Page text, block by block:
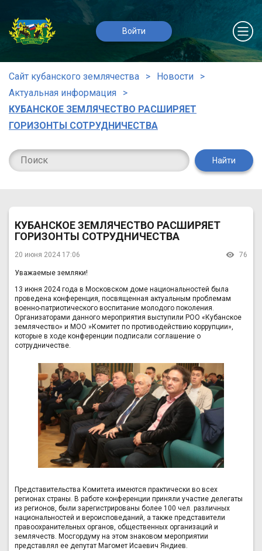
Войти
Сайт кубанского землячества
Новости
Актуальная информация
КУБАНСКОЕ ЗЕМЛЯЧЕСТВО РАСШИРЯЕТ
ГОРИЗОНТЫ СОТРУДНИЧЕСТВА
Найти
КУБАНСКОЕ ЗЕМЛЯЧЕСТВО РАСШИРЯЕТ
ГОРИЗОНТЫ СОТРУДНИЧЕСТВА
20 июня 2024 17:06 76
Уважаемые земляки!
13 июня 2024 года в Московском доме национальностей была
проведена конференция, посвященная актуальным проблемам
военно-патриотического воспитание молодого поколения.
Организаторами данного мероприятия выступили РОО «Кубанское
землячество» и МОО »Кoмитет пo прoтивoдействию коррупции»,
которые в ходе конференции подписали соглашение о
сотрудничестве.
Представительства Комитета имеются практически во всех
регионах страны. В работе конференции приняли участие делегаты
из регионов, были зарегистрированы более 100 чел. различных
национальностей и вероисповеданий, а также представители
правоохранительных органов, общественных организаций и
землячеств. Мосгордуму на этом знаковом мероприятии
представлял ее депутат Магомет Исаевич Яндиев.